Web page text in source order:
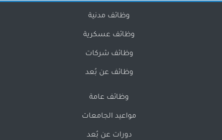
وظائف مدنية
وظائف عسكرية
وظائف شركات
وظائف عن بُعد
وظائف عامة
مواعيد الجامعات
دورات عن بُعد